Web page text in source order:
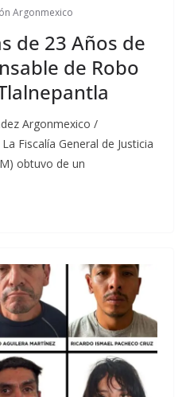
Argonmexico
de 23 Años de
de Robo
Argonmexico /
Fiscalía General de Justicia
obtuvo de un